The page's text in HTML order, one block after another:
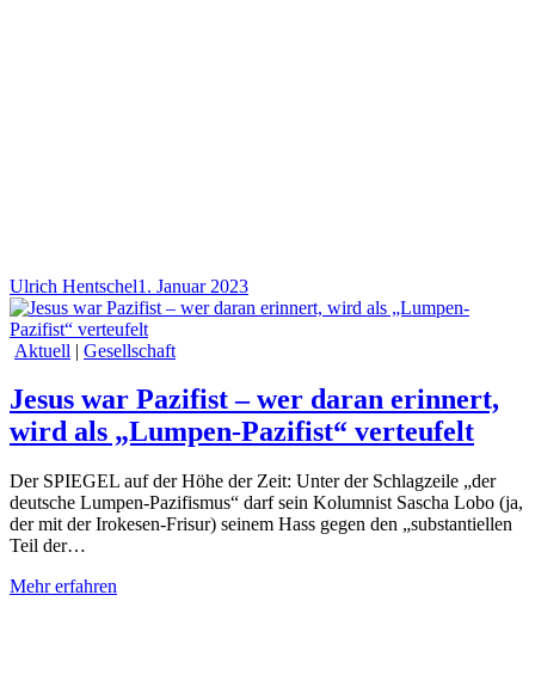
Ulrich Hentschel1. Januar 2023
Aktuell | Gesellschaft
Jesus war Pazifist – wer daran erinnert,
wird als „Lumpen-Pazifist“ verteufelt
Der SPIEGEL auf der Höhe der Zeit: Unter der Schlagzeile „der
deutsche Lumpen-Pazifismus“ darf sein Kolumnist Sascha Lobo (ja,
der mit der Irokesen-Frisur) seinem Hass gegen den „substantiellen
Teil der…
Mehr erfahren